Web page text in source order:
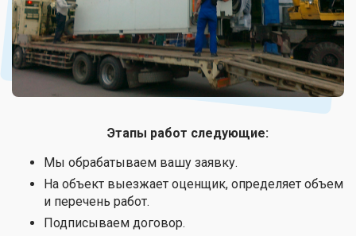
Этапы работ следующие:
Мы обрабатываем вашу заявку.
На объект выезжает оценщик, определяет объем
и перечень работ.
Подписываем договор.